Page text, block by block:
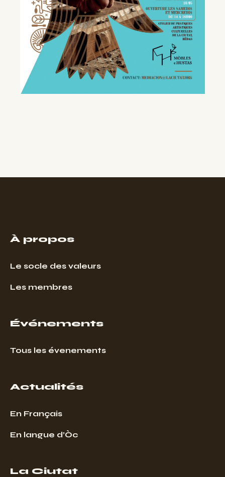
À propos
Le socle des valeurs
Les membres
Événements
Tous les évenements
Actualités
En Français
En langue d’Òc
La Ciutat